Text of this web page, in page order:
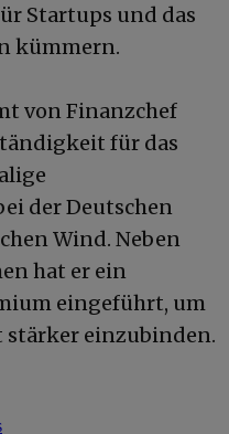
Startups und das
kümmern.
von Finanzchef
für das
der Deutschen
Wind. Neben
hat er ein
eingeführt, um
stärker einzubinden.